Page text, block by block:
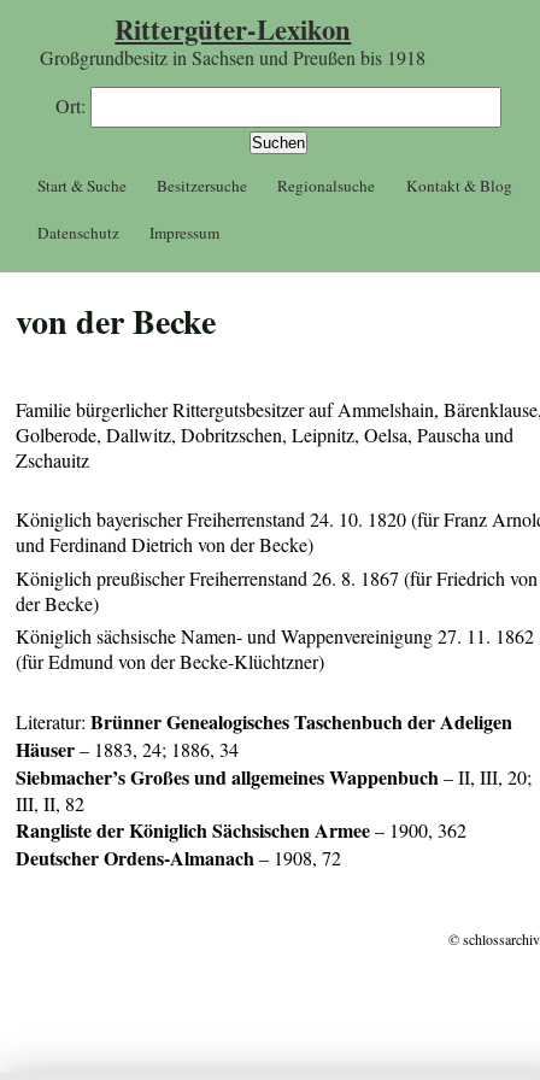
Rittergüter-Lexikon
Großgrundbesitz in Sachsen und Preußen bis 1918
Ort:
Start & Suche Besitzersuche Regionalsuche Kontakt & Blog
Datenschutz Impressum
von der Becke
Familie bürgerlicher Rittergutsbesitzer auf Ammelshain,
Golberode, Dallwitz, Dobritzschen, Leipnitz, Oelsa, Pauscha und
Zschauitz
Königlich bayerischer Freiherrenstand 24. 10. 1820 (für Franz
und Ferdinand Dietrich von der Becke)
Königlich preußischer Freiherrenstand 26. 8. 1867 (für Friedrich von
der Becke)
Königlich sächsische Namen- und Wappenvereinigung 27. 11. 1862
(für Edmund von der Becke-Klüchtzner)
Literatur:Brünner Genealogisches Taschenbuch der Adeligen
Häuser– 1883, 24; 1886, 34
Siebmacher’s Großes und allgemeines Wappenbuch– II, III, 20;
III, II, 82
Rangliste der Königlich Sächsischen Armee– 1900, 362
Deutscher Ordens-Almanach– 1908, 72
©